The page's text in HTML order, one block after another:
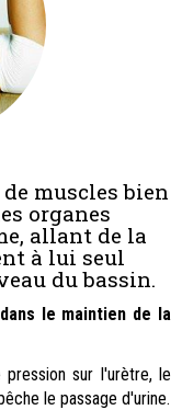
muscles bien
organes
allant de la
à lui seul
du bassin.
le maintien de la
sur l'urètre, le
le passage d'urine.